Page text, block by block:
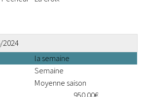
2024
la semaine
Semaine
Moyenne saison